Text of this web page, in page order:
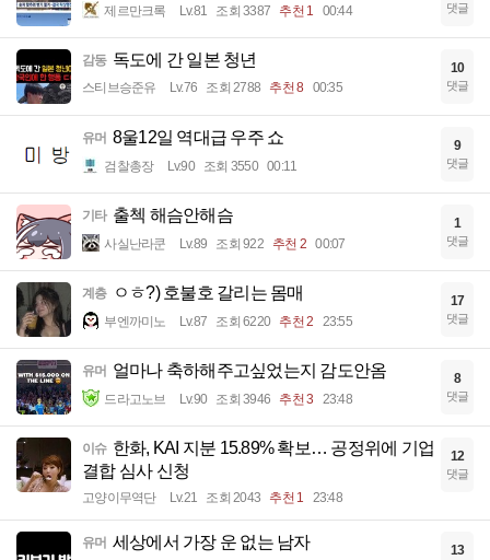
제르만크록 Lv.81 조회 3387 추천 1 00:44 댓글
감동 독도에 간 일본 청년
스티브승준유 Lv.76 조회 2788 추천 8 00:35
10
댓글
유머 8울12일 역대급 우주 쇼
검찰총장 Lv.90 조회 3550 00:11
9
댓글
기타 출첵 해슴안해슴
사실난라쿤 Lv.89 조회 922 추천 2 00:07
1
댓글
계층 ㅇㅎ?) 호불호 갈리는 몸매
부엔까미노 Lv.87 조회 6220 추천 2 23:55
17
댓글
유머 얼마나 축하해주고싶었는지 감도안옴
드라고노브 Lv.90 조회 3946 추천 3 23:48
8
댓글
이슈 한화, KAI 지분 15.89% 확보… 공정위에 기업
결합 심사 신청
고양이무역단 Lv.21 조회 2043 추천 1 23:48
12
댓글
유머 세상에서 가장 운 없는 남자 13